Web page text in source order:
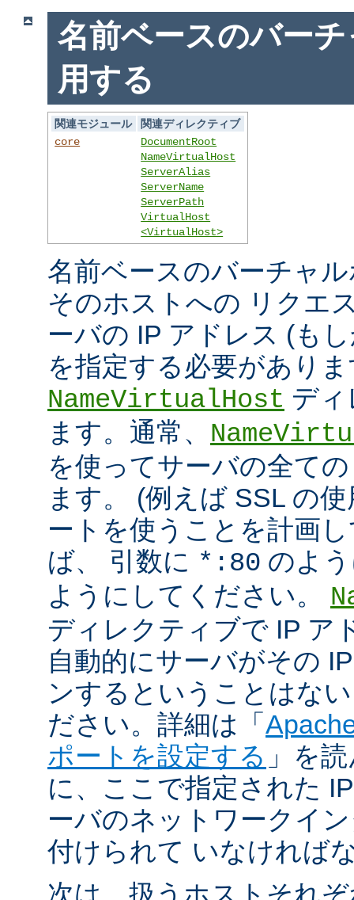
名前ベースのバー
用する
関連モジュール
関連ディレクティブ
core
DocumentRoot
NameVirtualHost
ServerAlias
ServerName
ServerPath
VirtualHost
<VirtualHost>
名前ベースのバーチャ
そのホストへの リクエ
ーバの IP アドレス (も
を指定する必要があり
NameVirtualHost デ
ます。通常、
を使ってサーバの全て
ます。 (例えば SSL の
ートを使うことを計画
ば、 引数に *:80 のよ
ようにしてください。
ディレクティブで IP ア
自動的にサーバがその
ンするということはな
ださい。詳細は「
ポートを設定する 」を
に、ここで指定された
ーバのネットワークイ
付けられて いなければ
次は、扱うホストそれ